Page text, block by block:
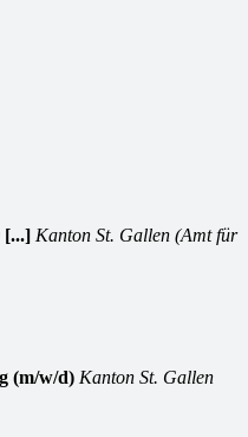
[...] Kanton St. Gallen (Amt für
(m/w/d) Kanton St. Gallen